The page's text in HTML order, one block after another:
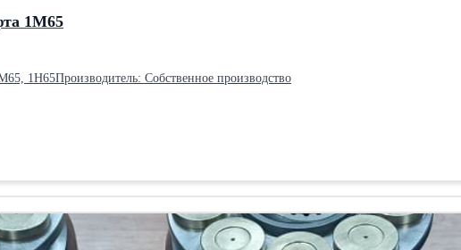
1М65
1Н65Производитель: Собственное производство